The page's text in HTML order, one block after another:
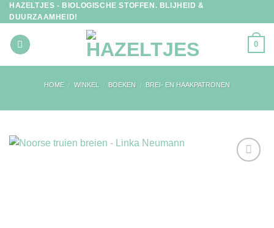
Ga
naar
inhoud
HAZELTJES - BIOLOGISCHE STOFFEN. BLIJHEID &
DUURZAAMHEID!
0
HOME / WINKEL / BOEKEN / BREI- EN HAAKPATRONEN